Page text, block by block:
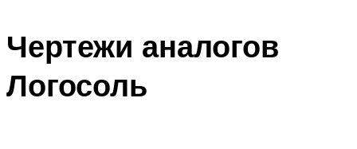
Чертежи аналогов
Логосоль